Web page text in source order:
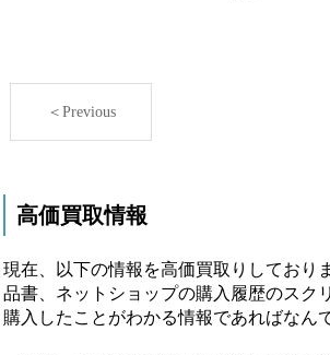
＜Previous
高価買取情報
現在、以下の情報を高価買取りしており
品書、ネットショップの購入履歴のスク
購入したことがわかる情報であればなん